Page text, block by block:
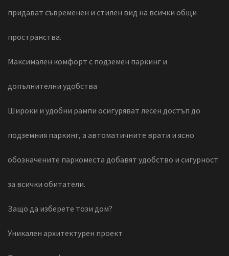
придават съвременен и стилен вид на всички общи
пространства.
Максимален комфорт с подземен паркинг и
допълнителни удобства
Широки и удобни рампи осигуряват лесен достъп до
подземния паркинг, а автоматичните врати и ясно
обозначените паркоместа добавят удобство и сигурност
за всички обитатели.
Защо да изберете този дом?
Уникален архитектурен проект